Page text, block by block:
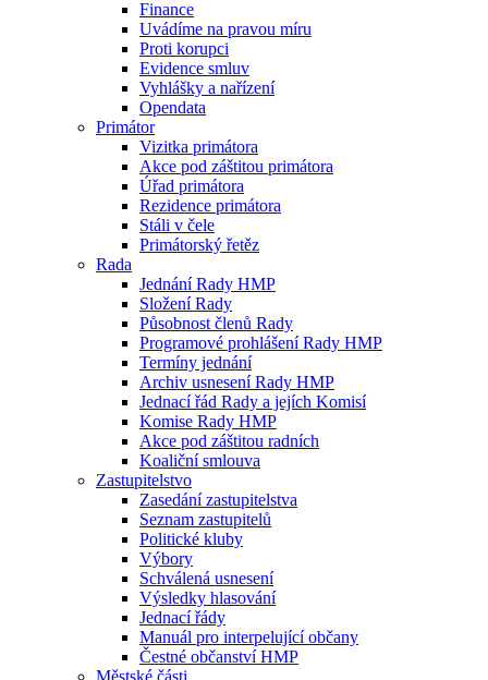
Finance
Uvádíme na pravou míru
Proti korupci
Evidence smluv
Vyhlášky a nařízení
Opendata
Primátor
Vizitka primátora
Akce pod záštitou primátora
Úřad primátora
Rezidence primátora
Stáli v čele
Primátorský řetěz
Rada
Jednání Rady HMP
Složení Rady
Působnost členů Rady
Programové prohlášení Rady HMP
Termíny jednání
Archiv usnesení Rady HMP
Jednací řád Rady a jejích Komisí
Komise Rady HMP
Akce pod záštitou radních
Koaliční smlouva
Zastupitelstvo
Zasedání zastupitelstva
Seznam zastupitelů
Politické kluby
Výbory
Schválená usnesení
Výsledky hlasování
Jednací řády
Manuál pro interpelující občany
Čestné občanství HMP
Městské části